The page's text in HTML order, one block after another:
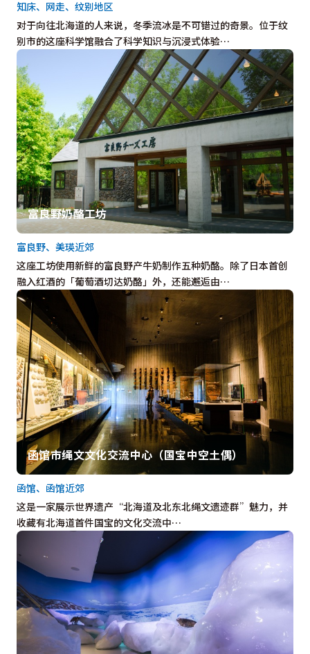
对于向往北海道的人来说，冬季流冰是不可错过的奇景。位于纹
别市的这座科学馆融合了科学知识与沉浸式体验…
知床、网走、纹别地区
富良野奶酪工坊
这座工坊使用新鲜的富良野产牛奶制作五种奶酪。除了日本首创
融入红酒的「葡萄酒切达奶酪」外，还能邂逅由…
富良野、美瑛近郊
函馆市绳文文化交流中心（国宝中空土偶）
这是一家展示世界遗产“北海道及北东北绳文遗迹群”魅力，并
收藏有北海道首件国宝的文化交流中…
函馆、函馆近郊